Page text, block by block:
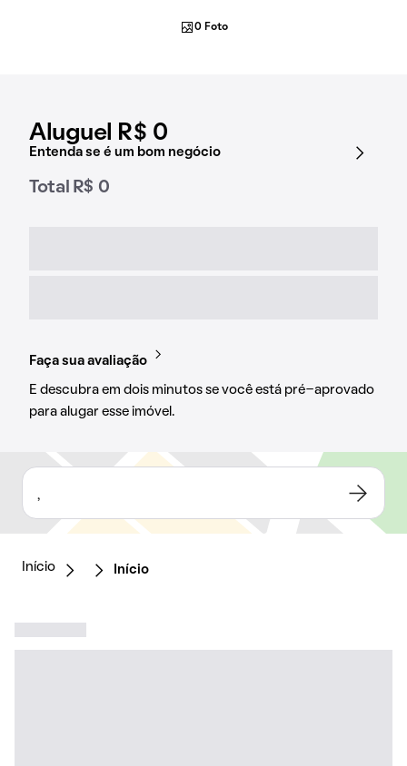
Aluguel R$ 0
Entenda se é um bom negócio
Total R$ 0
Faça sua avaliação
E descubra em dois minutos se você está pré-aprovado
para alugar esse imóvel.
0 Foto
,
Início Início